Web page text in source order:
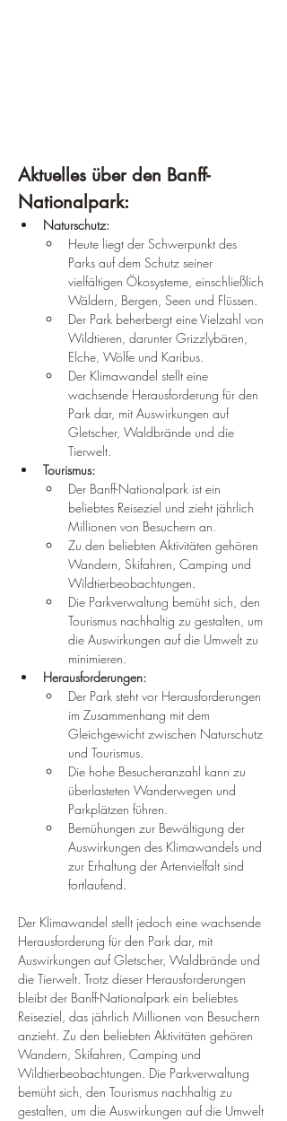
Aktuelles über den Banff-
Nationalpark:
Naturschutz:
Heute liegt der Schwerpunkt des
Parks auf dem Schutz seiner
vielfältigen Ökosysteme, einschließlich
Wäldern, Bergen, Seen und Flüssen.
Der Park beherbergt eine Vielzahl von
Wildtieren, darunter Grizzlybären,
Elche, Wölfe und Karibus.
Der Klimawandel stellt eine
wachsende Herausforderung für den
Park dar, mit Auswirkungen auf
Gletscher, Waldbrände und die
Tierwelt.
Tourismus:
Der Banff-Nationalpark ist ein
beliebtes Reiseziel und zieht jährlich
Millionen von Besuchern an.
Zu den beliebten Aktivitäten gehören
Wandern, Skifahren, Camping und
Wildtierbeobachtungen.
Die Parkverwaltung bemüht sich, den
Tourismus nachhaltig zu gestalten, um
die Auswirkungen auf die Umwelt zu
minimieren.
Herausforderungen:
Der Park steht vor Herausforderungen
im Zusammenhang mit dem
Gleichgewicht zwischen Naturschutz
und Tourismus.
Die hohe Besucheranzahl kann zu
überlasteten Wanderwegen und
Parkplätzen führen.
Bemühungen zur Bewältigung der
Auswirkungen des Klimawandels und
zur Erhaltung der Artenvielfalt sind
fortlaufend.
Der Klimawandel stellt jedoch eine wachsende
Herausforderung für den Park dar, mit
Auswirkungen auf Gletscher, Waldbrände und
die Tierwelt. Trotz dieser Herausforderungen
bleibt der Banff-Nationalpark ein beliebtes
Reiseziel, das jährlich Millionen von Besuchern
anzieht. Zu den beliebten Aktivitäten gehören
Wandern, Skifahren, Camping und
Wildtierbeobachtungen. Die Parkverwaltung
bemüht sich, den Tourismus nachhaltig zu
gestalten, um die Auswirkungen auf die Umwelt